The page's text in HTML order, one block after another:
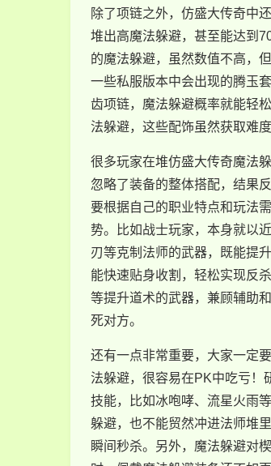
除了项链之外，仿盛大传奇中
堆出高魔法躲避，甚至能达到
的魔法躲避，虽然数值不高，
一些私服版本中会出现的腾玉
齿项链，魔法躲避概率就能轻
法躲避，这些配饰虽然获取难
很多玩家在堆仿盛大传奇魔法
忽略了装备的整体搭配，结果
要根据自己的职业特点和玩法
势。比如战士玩家，本身就以
刃等克制法师的武器，既能提
能快速贴身收割，轻松实现反
等提升道术的武器，兼顾辅助
死对方。
还有一点非常重要，大家一定
法躲避，很容易在PK中吃亏！
技能，比如冰咆哮、流星火雨
躲避，也不能贸然冲进法师堆
瞬间秒杀。另外，魔法躲避对